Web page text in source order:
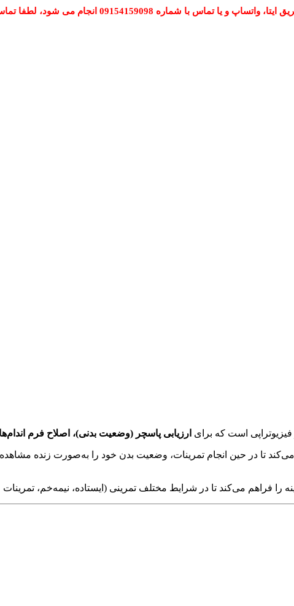
09154159098 انجام می شود، لطفا تماس بگیرید.
ارزیابی پاسچر (وضعیت بدنی)، اصلاح فرم
تا در حین انجام تمرینات، وضعیت بدن خود را به‌صورت زنده
را فراهم می‌کند تا در شرایط مختلف تمرینی (ایستاده، نیمه‌خم،